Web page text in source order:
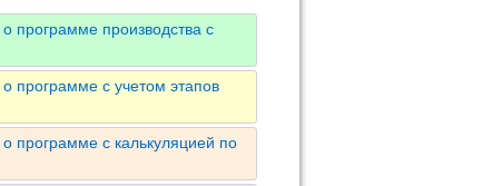
программе производства с
программе с учетом этапов
программе с калькуляцией по